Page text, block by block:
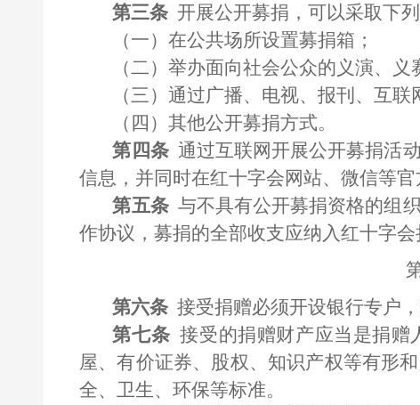
第三条 开展公开募捐，可以采取下列
（一）在公共场所设置募捐箱；
（二）举办面向社会公众的义演、
（三）通过广播、电视、报刊、互联
（四）其他公开募捐方式。
第四条 通过互联网开展公开募捐活
信息，并同时在红十字会网站、微信等官
第五条 与不具有公开募捐资格的组
作协议，募捐的全部收支应纳入红十字
第六条 接受捐赠必须开设银行专户
第七条 接受的捐赠财产应当是捐赠
屋、有价证券、股权、知识产权等有形
全、卫生、环保等标准。